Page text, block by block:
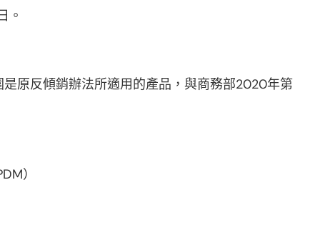
。
原反傾銷辦法所適用的產品，與商務部2020年第
）